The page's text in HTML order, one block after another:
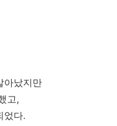
아났지만
고,
었다.